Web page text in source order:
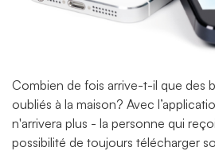
Combien de fois arrive-t-il que des
oubliés à la maison? Avec
n'arrivera plus - la personne qui
possibilité de toujours télécharger